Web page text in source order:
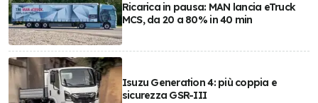
Ricarica in pausa: MAN lancia eTruck
MCS, da 20 a 80% in 40 min
Isuzu Generation 4: più coppia e
sicurezza GSR-III